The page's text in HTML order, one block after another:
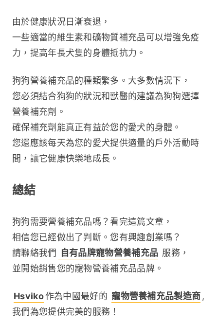
由於健康狀況日漸衰退，
一些適當的維生素和礦物質補充品可以增強免疫
力，提高年長犬隻的身體抵抗力。
狗狗營養補充品的種類繁多。大多數情況下，
您必須結合狗狗的狀況和獸醫的建議為狗狗選擇
營養補充劑。
確保補充劑能真正有益於您的愛犬的身體。
您還應該每天為您的愛犬提供適量的戶外活動時
間，讓它健康快樂地成長。
總結
狗狗需要營養補充品嗎？看完這篇文章，
相信您已經做出了判斷。您有興趣創業嗎？
請聯絡我們
自有品牌寵物營養補充品 服務，
並開始銷售您的寵物營養補充品品牌。
Hsviko作為中國最好的 寵物營養補充品製造商 ,
我們為您提供完美的服務！